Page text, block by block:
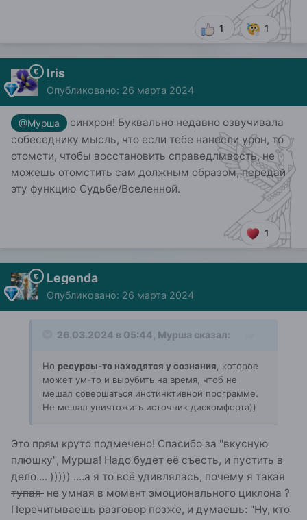
1 1
Iris
Опубликовано: 26 марта 2024
@Мурша
синхрон! Буквально недавно озвучивала
собеседнику мысль, что если тебе нанесли урон, то
отомсти, чтобы восстановить справедлмвость, не
можешь отомстить сам должным образом, передай
эту функцию Судьбе/Вселенной.
1
Legenda
Опубликовано: 26 марта 2024
26.03.2024 в 05:44, Мурша сказал:
Но ресурсы-то находятся у сознания , которое
может ум-то и вырубить на время, чтоб не
мешал совершаться инстинктивной программе.
Не мешал уничтожить источник дискомфорта))
Это прям круто подмечено! Спасибо за "вкусную
плюшку", Мурша! Надо будет её съесть, и пустить в
дело.... ))))) ....а я то всё удивлялась, почему я такая
тупая не умная в момент эмоционального циклона ?
Перечитываешь разговор позже, и думаешь: "Ну, кто